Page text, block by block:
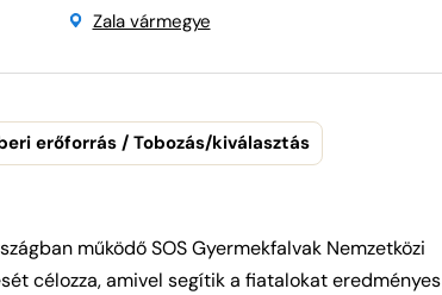
Zala vármegye
erőforrás / Tobozás/kiválasztás
működő SOS Gyermekfalvak Nemzetközi
célozza, amivel segítik a fiatalokat eredményes